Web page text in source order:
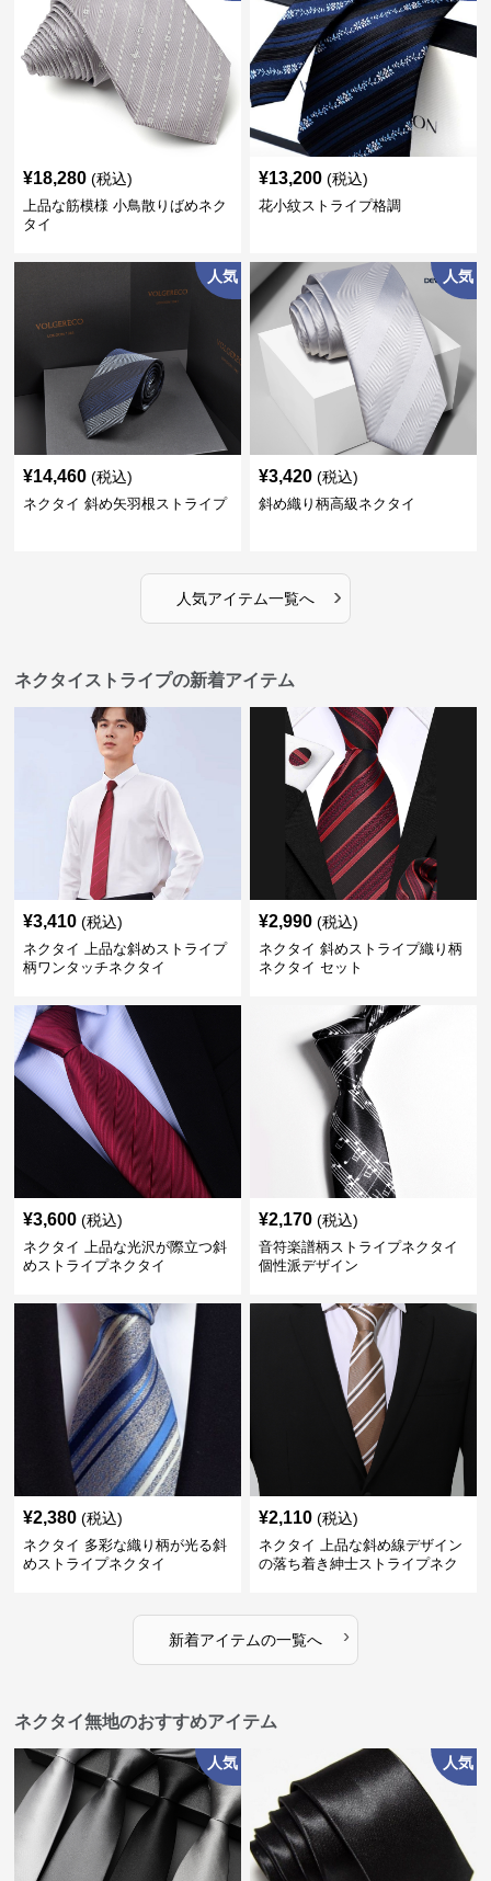
¥18,280 (税込)
上品な筋模様 小鳥散りばめネク
タイ
¥13,200 (税込)
花小紋ストライプ格調
人気
¥14,460 (税込)
ネクタイ 斜め矢羽根ストライプ
人気
¥3,420 (税込)
斜め織り柄高級ネクタイ
人気アイテム一覧へ ›
ネクタイストライプの新着アイテム
¥3,410 (税込)
ネクタイ 上品な斜めストライプ
柄ワンタッチネクタイ
¥2,990 (税込)
ネクタイ 斜めストライプ織り柄
ネクタイ セット
¥3,600 (税込)
ネクタイ 上品な光沢が際立つ斜
めストライプネクタイ
¥2,170 (税込)
音符楽譜柄ストライプネクタイ
個性派デザイン
¥2,380 (税込)
ネクタイ 多彩な織り柄が光る斜
めストライプネクタイ
¥2,110 (税込)
ネクタイ 上品な斜め線デザイン
の落ち着き紳士ストライプネク
新着アイテムの一覧へ ›
ネクタイ無地のおすすめアイテム
人気 人気